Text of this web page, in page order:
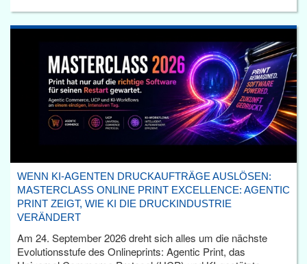
WENN KI-AGENTEN DRUCKAUFTRÄGE AUSLÖSEN:
MASTERCLASS ONLINE PRINT EXCELLENCE: AGENTIC
PRINT ZEIGT, WIE KI DIE DRUCKINDUSTRIE
VERÄNDERT
Am 24. September 2026 dreht sich alles um die nächste
Evolutionsstufe des Onlineprints: Agentic Print, das